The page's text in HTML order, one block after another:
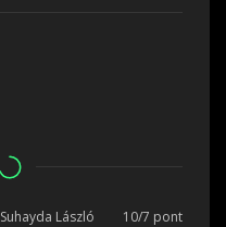
Suhayda László
10/7 pont